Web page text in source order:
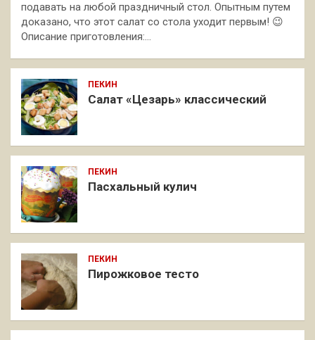
подавать на любой праздничный стол. Опытным путем
доказано, что этот салат со стола уходит первым! 😉
Описание приготовления:…
ПЕКИН
Салат «Цезарь» классический
ПЕКИН
Пасхальный кулич
ПЕКИН
Пирожковое тесто